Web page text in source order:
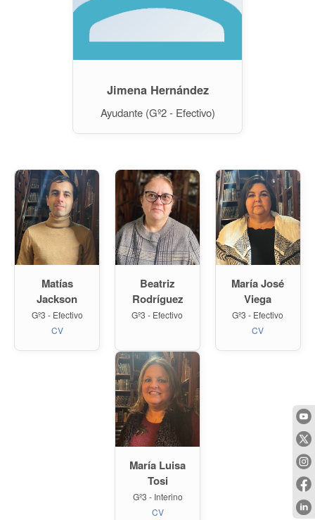
Jimena Hernández
Ayudante (Gº2 - Efectivo)
Matías
Jackson
Gº3 - Efectivo
CV
Beatriz
Rodríguez
Gº3 - Efectivo
María José
Viega
Gº3 - Efectivo
CV
María Luisa
Tosi
Gº3 - Interino
CV